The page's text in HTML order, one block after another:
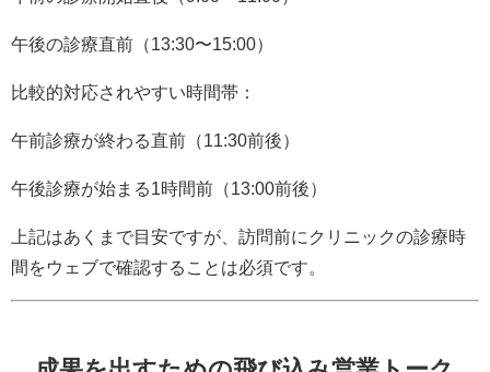
午後の診療直前（13:30〜15:00）
比較的対応されやすい時間帯：
午前診療が終わる直前（11:30前後）
午後診療が始まる1時間前（13:00前後）
上記はあくまで目安ですが、訪問前にクリニックの診療時
間をウェブで確認することは必須です。